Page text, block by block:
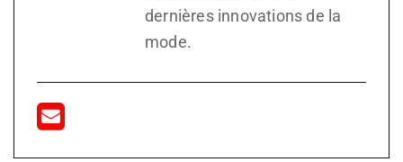
dernières innovations de la
mode.